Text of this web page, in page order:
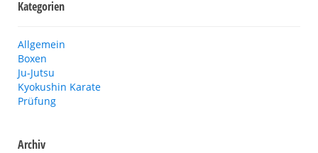
Kategorien
Allgemein
Boxen
Ju-Jutsu
Kyokushin Karate
Prüfung
Archiv